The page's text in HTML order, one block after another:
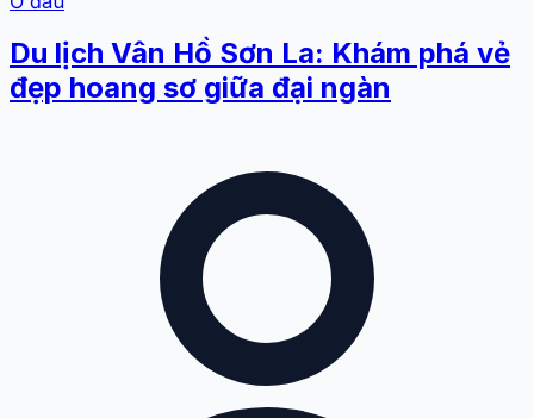
Du lịch Vân Hồ Sơn La: Khám phá vẻ
đẹp hoang sơ giữa đại ngàn